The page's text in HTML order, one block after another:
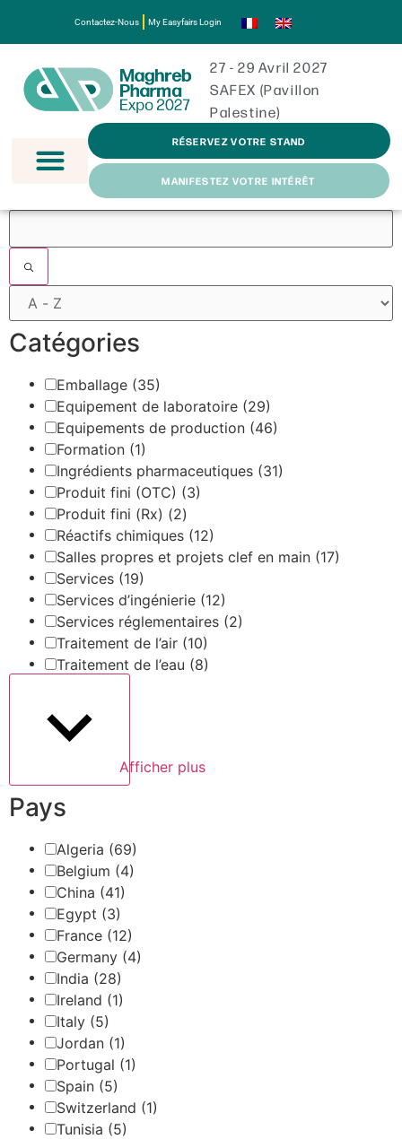
Contactez-Nous My Easyfairs Login
27 - 29 Avril 2027
SAFEX (Pavillon
Palestine)
RÉSERVEZ VOTRE STAND
MANIFESTEZ VOTRE INTÉRÊT
Filtres
Catégories
Emballage (35)
Equipement de laboratoire (29)
Equipements de production (46)
Formation (1)
Ingrédients pharmaceutiques (31)
Produit fini (OTC) (3)
Produit fini (Rx) (2)
Réactifs chimiques (12)
Salles propres et projets clef en main (17)
Services (19)
Services d’ingénierie (12)
Services réglementaires (2)
Traitement de l’air (10)
Traitement de l’eau (8)
Afficher plus
Pays
Algeria (69)
Belgium (4)
China (41)
Egypt (3)
France (12)
Germany (4)
India (28)
Ireland (1)
Italy (5)
Jordan (1)
Portugal (1)
Spain (5)
Switzerland (1)
Tunisia (5)